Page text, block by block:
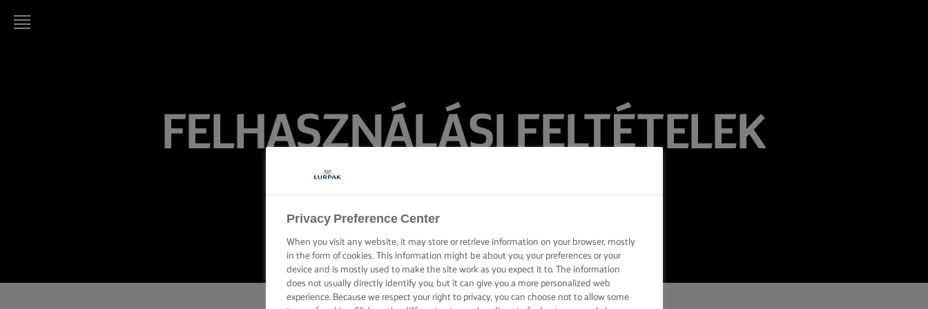
FELHASZNÁLÁSI FELTÉTELEK
Kezdőlap Felhasználási Feltételek
Privacy Preference Center
When you visit any website, it may store or retrieve information on your browser, mostly
in the form of cookies. This information might be about you, your preferences or your
device and is mostly used to make the site work as you expect it to. The information
does not usually directly identify you, but it can give you a more personalized web
experience. Because we respect your right to privacy, you can choose not to allow some